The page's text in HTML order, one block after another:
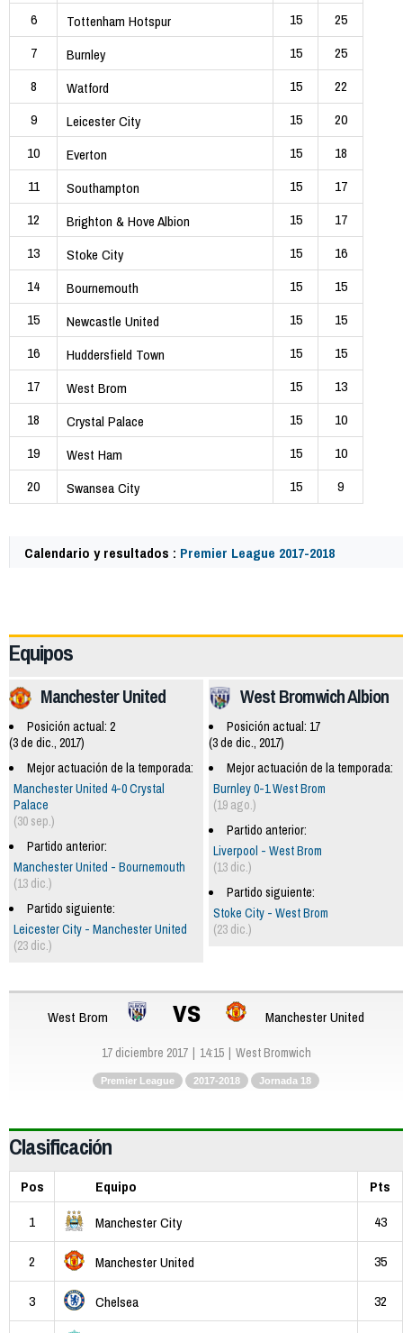
6
Tottenham Hotspur 15
25
7
Burnley 15
25
8
Watford 15
22
9
Leicester City 15
20
10
Everton 15
18
11
Southampton 15
17
12
Brighton & Hove Albion 15
17
13
Stoke City 15
16
14
Bournemouth 15
15
15
Newcastle United 15
15
16
Huddersfield Town 15
15
17
West Brom 15
13
18
Crystal Palace 15
10
19
West Ham 15
10
20
Swansea City 15 9
Calendario y resultados : Premier League 2017-2018
Equipos
West Bromwich Albion
Posición actual: 17
(3 de dic., 2017)
Mejor actuación de la temporada:
Burnley 0-1 West Brom
(19 ago.)
Partido anterior:
Liverpool - West Brom
(13 dic.)
Partido siguiente:
Stoke City - West Brom
(23 dic.)
Manchester United
Posición actual: 2
(3 de dic., 2017)
Mejor actuación de la temporada:
Manchester United 4-0 Crystal
Palace
(30 sep.)
Partido anterior:
Manchester United - Bournemouth
(13 dic.)
Partido siguiente:
Leicester City - Manchester United
(23 dic.)
West Brom vs Manchester United
17 diciembre 2017 14:15 West Bromwich
Premier League 2017-2018 Jornada 18
Clasificación
Pos Equipo
Pts
1
Manchester City 43
2 Manchester United 35
3 Chelsea 32